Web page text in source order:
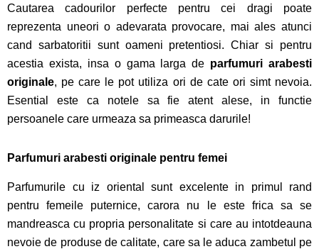
Cautarea cadourilor perfecte pentru cei dragi poate
reprezenta uneori o adevarata provocare, mai ales atunci
cand sarbatoritii sunt oameni pretentiosi. Chiar si pentru
acestia exista, insa o gama larga de parfumuri arabesti
originale, pe care le pot utiliza ori de cate ori simt nevoia.
Esential este ca notele sa fie atent alese, in functie
persoanele care urmeaza sa primeasca darurile!
Parfumuri arabesti originale pentru femei
Parfumurile cu iz oriental sunt excelente in primul rand
pentru femeile puternice, carora nu le este frica sa se
mandreasca cu propria personalitate si care au intotdeauna
nevoie de produse de calitate, care sa le aduca zambetul pe